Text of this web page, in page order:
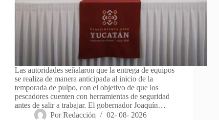
Las autoridades señalaron que la entrega de equipos
se realiza de manera anticipada al inicio de la
temporada de pulpo, con el objetivo de que los
pescadores cuenten con herramientas de seguridad
antes de salir a trabajar. El gobernador Joaquín…
Por Redacción 02- 08- 2026